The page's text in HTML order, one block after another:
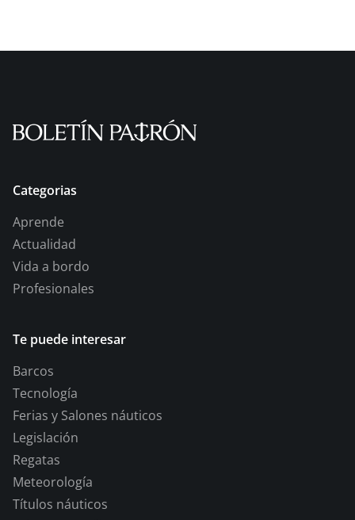
Categorias
Aprende
Actualidad
Vida a bordo
Profesionales
Te puede interesar
Barcos
Tecnología
Ferias y Salones náuticos
Legislación
Regatas
Meteorología
Títulos náuticos